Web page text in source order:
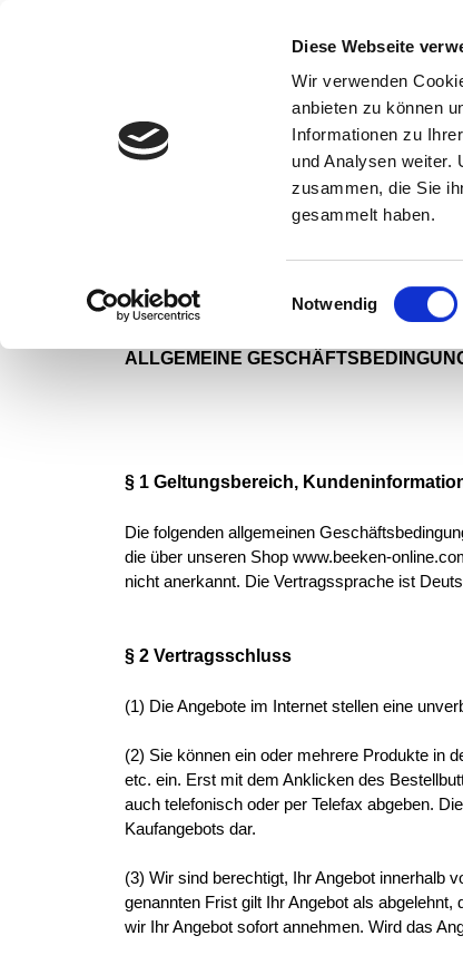
Diese Webseite
Wir verwenden
anbieten zu können
Informationen zu
und Analysen weiter.
zusammen, die Sie
gesammelt haben.
Einwilligungsauswahl
Notwendig
Kontakt 0 44 89 - 92 34 67 6
ALLGEMEINE
§ 1 Geltungsbereich,
Die folgenden allgemeinen
die über unseren Shop www.beeken-
nicht anerkannt. Die Vertragssprache ist
§ 2 Vertragsschluss
(1) Die Angebote im Internet stellen eine
(2) Sie können ein oder mehrere Produkte in
etc. ein. Erst mit dem Anklicken des
auch telefonisch oder per Telefax abgeben.
Kaufangebots dar.
(3) Wir sind berechtigt, Ihr Angebot innerhalb
genannten Frist gilt Ihr Angebot als
wir Ihr Angebot sofort annehmen. Wird das